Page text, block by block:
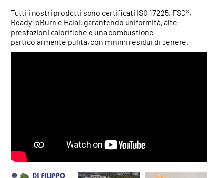
Tutti i nostri prodotti sono certificati ISO 17225, FSC®,
ReadyToBurn e Halal, garantendo uniformità, alte
prestazioni calorifiche e una combustione
particolarmente pulita, con minimi residui di cenere.